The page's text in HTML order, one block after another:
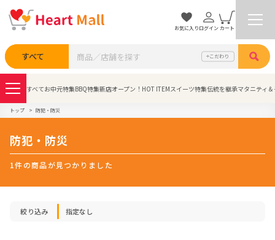
すべて こだわり
お気に入りログイン カート
すべてお中元特集BBQ特集新店オープン！ HOT ITEM スイーツ特集伝統を継承マタニティ
トップ 防犯・防災
防犯・防災
1件の商品が見つかりました
絞り込み 指定なし